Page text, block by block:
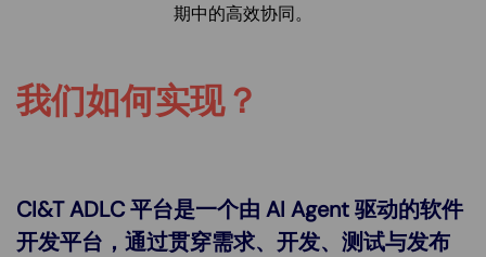
期中的高效协同。
我们如何实现？
CI&T ADLC 平台是一个由 AI Agent 驱动的软件
开发平台，通过贯穿需求、开发、测试与发布